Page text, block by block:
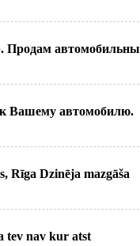
Продам автомобильны
Вашему автомобилю.
Rīga Dzinēja mazgāša
tev nav kur atst